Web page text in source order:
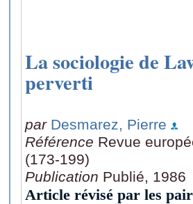
La sociologie de
perverti
par Desmarez, Pierre
Référence Revue
(173-199)
Publication Publié, 1986
Article révisé par les